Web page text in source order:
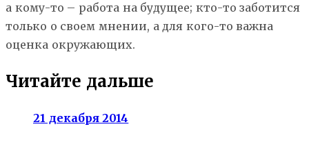
а кому-то – работа на будущее; кто-то заботится
только о своем мнении, а для кого-то важна
оценка окружающих.
Читайте дальше
21 декабря 2014